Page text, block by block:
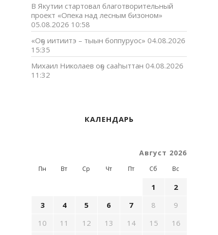
В Якутии стартовал благотворительный
проект «Опека над лесным бизоном»
05.08.2026 10:58
«Оҕо иитиитэ – тыын боппуруос» 04.08.2026
15:35
Михаил Николаев оҕо сааһыттан 04.08.2026
11:32
КАЛЕНДАРЬ
Август 2026
Пн Вт Ср Чт Пт Сб Вс
1
2
3
4 5 6 7 8
9
10
11 12 13 14 15
16